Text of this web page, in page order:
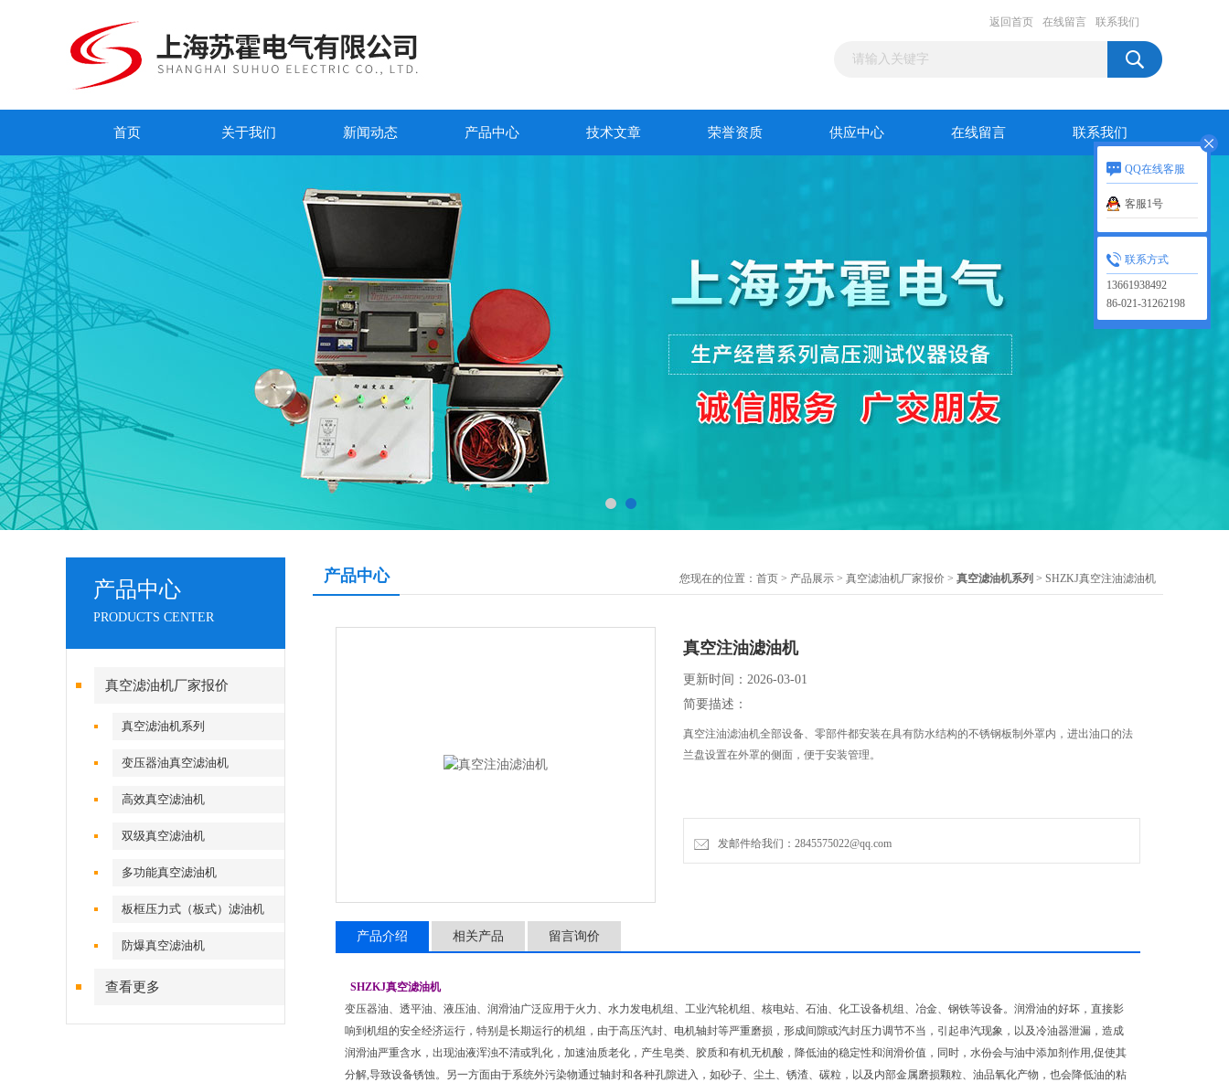
返回首页 在线留言 联系我们
首页 关于我们 新闻动态 产品中心 技术文章 荣誉资质 供应中心 在线留言 联系我们
产品中心
PRODUCTS CENTER
真空滤油机厂家报价
真空滤油机系列
变压器油真空滤油机
高效真空滤油机
双级真空滤油机
多功能真空滤油机
板框压力式（板式）滤油机
防爆真空滤油机
查看更多
产品中心 您现在的位置： 首页 > 产品展示 > 真空滤油机厂家报价 > 真空滤油机系列 > SHZKJ真空注油滤油机
真空注油滤油机
更新时间：2026-03-01
简要描述：
真空注油滤油机全部设备、零部件都安装在具有防水结构的不锈钢板制外罩内，进出油口的法
兰盘设置在外罩的侧面，便于安装管理。
发邮件给我们：2845575022@qq.com
产品介绍 相关产品 留言询价
SHZKJ真空滤油机
变压器油、透平油、液压油、润滑油广泛应用于火力、水力发电机组、工业汽轮机组、核电站、石油、化工设备机组、冶金、钢铁等设备。润滑油的好坏，直接影
响到机组的安全经济运行，特别是长期运行的机组，由于高压汽封、电机轴封等严重磨损，形成间隙或汽封压力调节不当，引起串汽现象，以及冷油器泄漏，造成
润滑油严重含水，出现油液浑浊不清或乳化，加速油质老化，产生皂类、胶质和有机无机酸，降低油的稳定性和润滑价值，同时，水份会与油中添加剂作用,促使其
分解,导致设备锈蚀。另一方面由于系统外污染物通过轴封和各种孔隙进入，如砂子、尘土、锈渣、碳粒，以及内部金属磨损颗粒、油品氧化产物，也会降低油的粘
QQ在线客服
客服1号
联系方式
13661938492
86-021-31262198